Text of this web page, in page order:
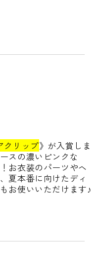
クリップ》が入賞しま
スの濃いピンクな
お衣装のパーツやヘ
夏本番に向けたディ
お使いいただけます♪